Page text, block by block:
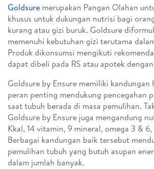
Goldsure merupakan Pangan Olahan
khusus untuk dukungan nutrisi bagi
kurang atau gizi buruk. Goldsure
memenuhi kebutuhan gizi terutama
Produk dikonsumsi mengikuti
dapat dibeli pada RS atau apotek
Goldsure by Ensure memiliki kandungan
peran penting mendukung pencegahan
saat tubuh berada di masa pemulihan.
Goldsure by Ensure juga mengandung
Kkal, 14 vitamin, 9 mineral, omega 3 &
Berbagai kandungan baik tersebut
pemulihan tubuh yang butuh asupan
dalam jumlah banyak.